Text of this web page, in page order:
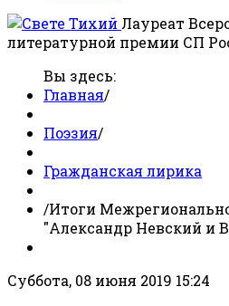
Лауреат
литературной премии СП
Вы здесь:
Главная/
Поэзия/
Гражданская лирика
/Итоги
"Александр Невский и
Суббота, 08 июня 2019 15:24